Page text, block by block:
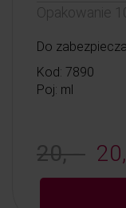
Opakowanie
Do
Kod: 7890
Poj: ml
20, -